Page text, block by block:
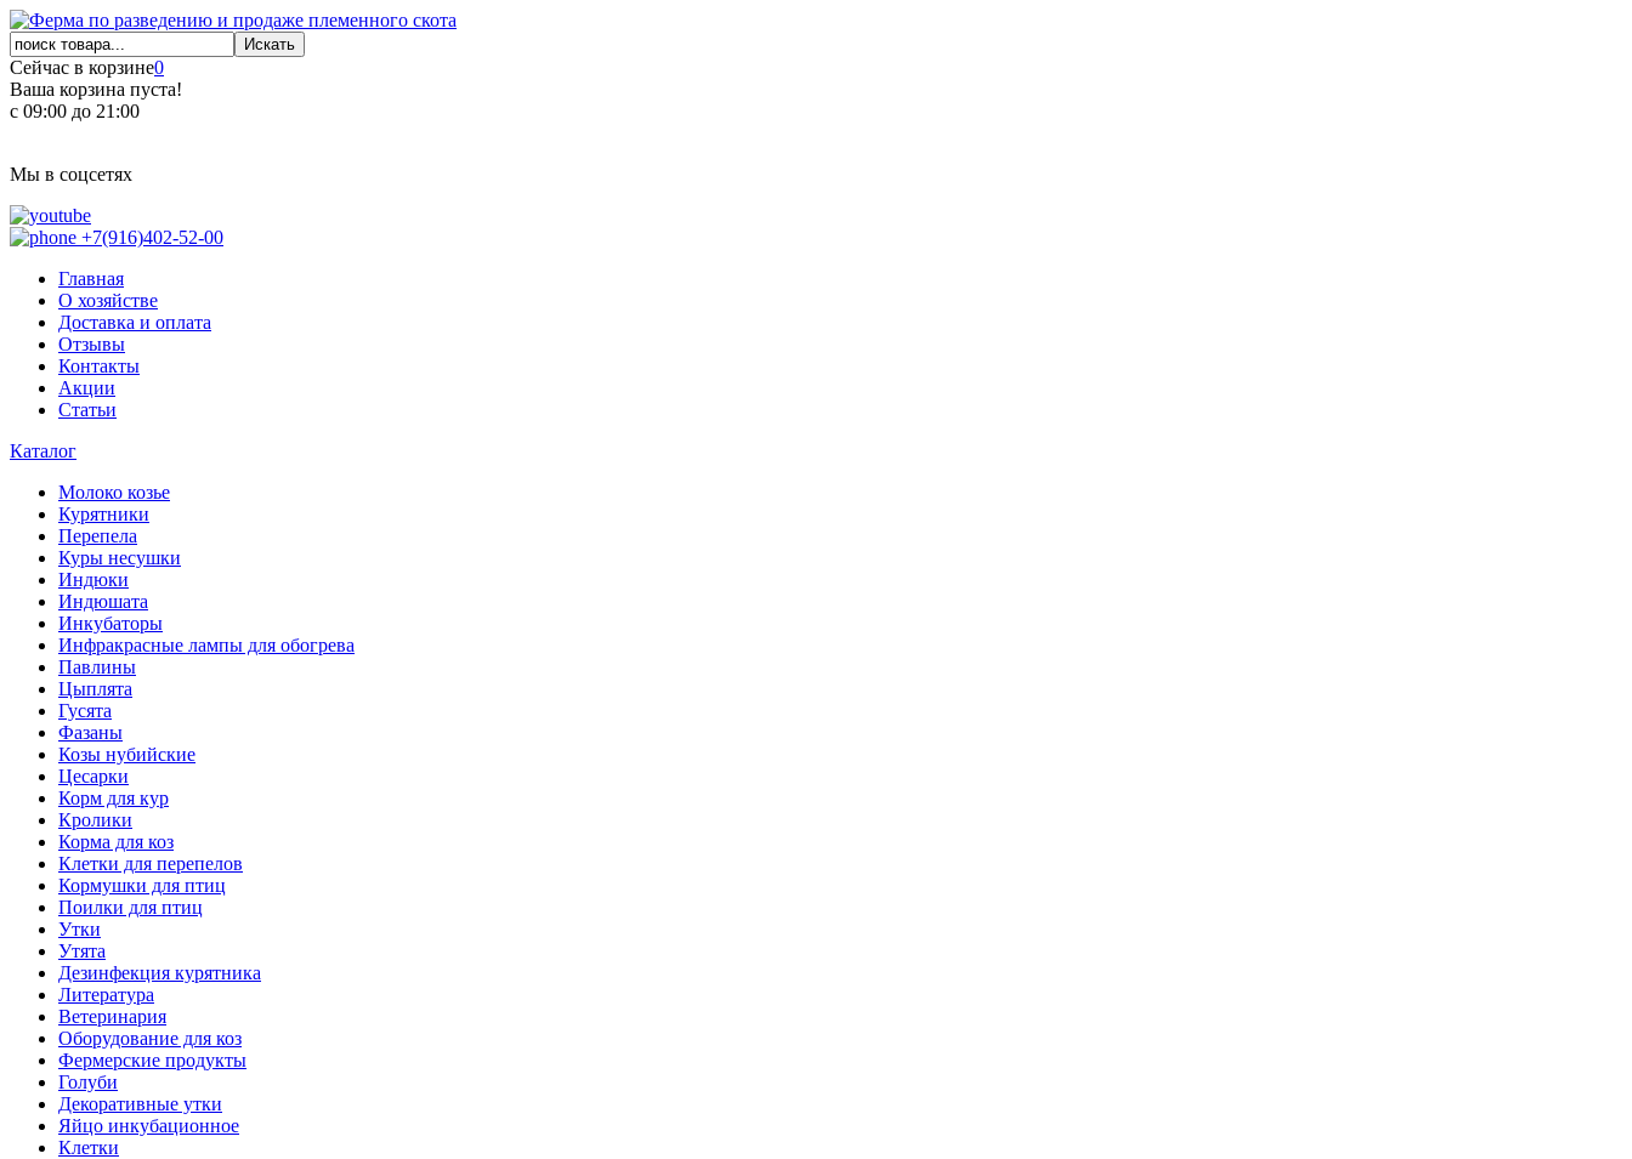
Сейчас в корзине0
Ваша корзина пуста!
с 09:00 до 21:00
Мы в соцсетях
+7(916)402-52-00
Главная
О хозяйстве
Доставка и оплата
Отзывы
Контакты
Акции
Статьи
Каталог
Молоко козье
Курятники
Перепела
Куры несушки
Индюки
Индюшата
Инкубаторы
Инфракрасные лампы для обогрева
Павлины
Цыплята
Гусята
Фазаны
Козы нубийские
Цесарки
Корм для кур
Кролики
Корма для коз
Клетки для перепелов
Кормушки для птиц
Поилки для птиц
Утки
Утята
Дезинфекция курятника
Литература
Ветеринария
Оборудование для коз
Фермерские продукты
Голуби
Декоративные утки
Яйцо инкубационное
Клетки